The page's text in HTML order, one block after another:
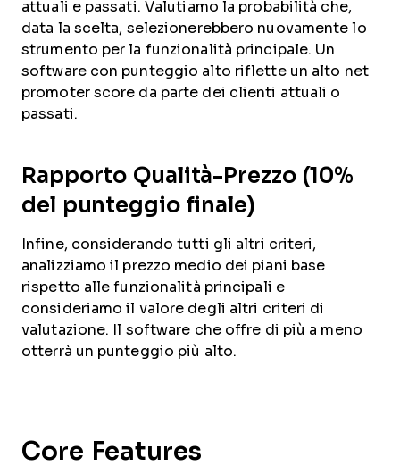
attuali e passati. Valutiamo la probabilità che,
data la scelta, selezionerebbero nuovamente lo
strumento per la funzionalità principale. Un
software con punteggio alto riflette un alto net
promoter score da parte dei clienti attuali o
passati.
Rapporto Qualità-Prezzo (10%
del punteggio finale)
Infine, considerando tutti gli altri criteri,
analizziamo il prezzo medio dei piani base
rispetto alle funzionalità principali e
consideriamo il valore degli altri criteri di
valutazione. Il software che offre di più a meno
otterrà un punteggio più alto.
Core Features